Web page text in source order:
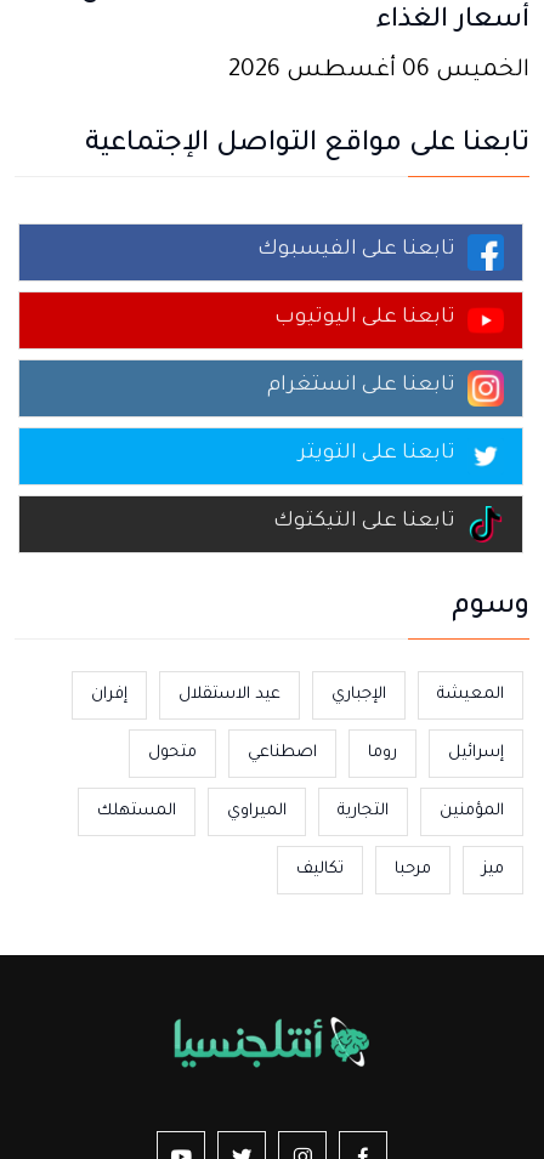
أسعار الغذاء
الخميس 06 أغسطس 2026
تابعنا على مواقع التواصل الإجتماعية
تابعنا على الفيسبوك
تابعنا على اليوتيوب
تابعنا على انستغرام
تابعنا على التويتر
تابعنا على التيكتوك
وسوم
المعيشة الإجباري عيد الاستقلال إفران
إسرائيل روما اصطناعي متحول
المؤمنين التجارية الميراوي المستهلك
ميز مرحبا تكاليف
Suivez-nous sur Facebook
nous sur Instagram
nous sur Twitter